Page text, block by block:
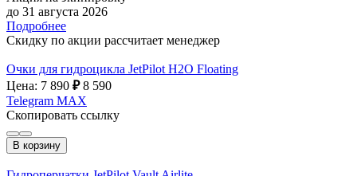
до 31 августа 2026
Подробнее
Скидку по акции рассчитает менеджер
Очки для гидроцикла JetPilot H2O Floating
Цена: 7 890 ₽ 8 590
Telegram MAX
Скопировать ссылку
В корзину